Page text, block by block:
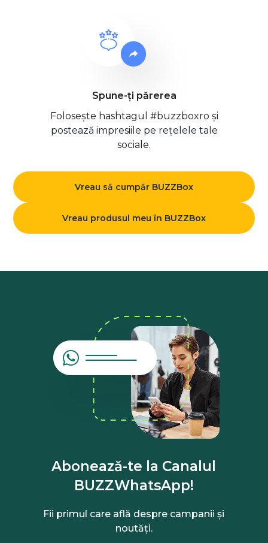
Spune-ți părerea
Folosește hashtagul #buzzboxro și
postează impresiile pe rețelele tale
sociale.
Vreau să cumpăr BUZZBox
Vreau produsul meu în BUZZBox
Abonează-te la Canalul
BUZZWhatsApp!
Fii primul care află despre campanii și
noutăți.